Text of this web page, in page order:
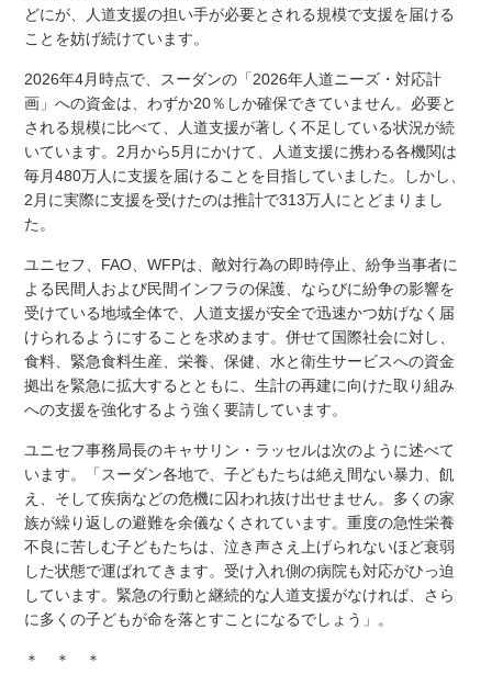
どにが、人道支援の担い手が必要とされる規模で支援を届ける
ことを妨げ続けています。
2026年4月時点で、スーダンの「2026年人道ニーズ・対応計
画」への資金は、わずか20％しか確保できていません。必要と
される規模に比べて、人道支援が著しく不足している状況が続
いています。2月から5月にかけて、人道支援に携わる各機関は
毎月480万人に支援を届けることを目指していました。しかし、
2月に実際に支援を受けたのは推計で313万人にとどまりまし
た。
ユニセフ、FAO、WFPは、敵対行為の即時停止、紛争当事者に
よる民間人および民間インフラの保護、ならびに紛争の影響を
受けている地域全体で、人道支援が安全で迅速かつ妨げなく届
けられるようにすることを求めます。併せて国際社会に対し、
食料、緊急食料生産、栄養、保健、水と衛生サービスへの資金
拠出を緊急に拡大するとともに、生計の再建に向けた取り組み
への支援を強化するよう強く要請しています。
ユニセフ事務局長のキャサリン・ラッセルは次のように述べて
います。「スーダン各地で、子どもたちは絶え間ない暴力、飢
え、そして疾病などの危機に囚われ抜け出せません。多くの家
族が繰り返しの避難を余儀なくされています。重度の急性栄養
不良に苦しむ子どもたちは、泣き声さえ上げられないほど衰弱
した状態で運ばれてきます。受け入れ側の病院も対応がひっ迫
しています。緊急の行動と継続的な人道支援がなければ、さら
に多くの子どもが命を落とすことになるでしょう」。
＊ ＊ ＊